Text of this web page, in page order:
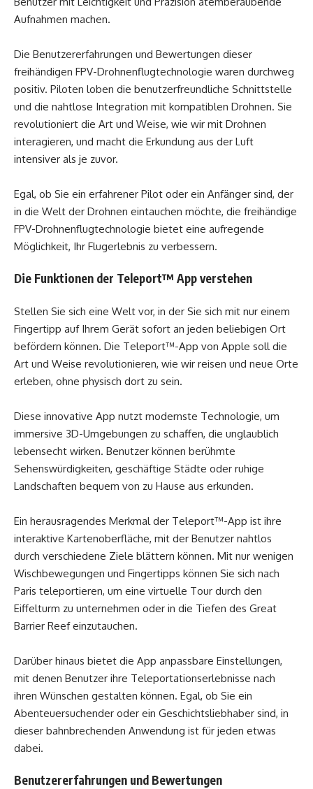
Aufnahmen machen.
Die Benutzererfahrungen und Bewertungen dieser
freihändigen FPV-Drohnenflugtechnologie waren durchweg
positiv. Piloten loben die benutzerfreundliche Schnittstelle
und die nahtlose Integration mit kompatiblen Drohnen. Sie
revolutioniert die Art und Weise, wie wir mit Drohnen
interagieren, und macht die Erkundung aus der Luft
intensiver als je zuvor.
Egal, ob Sie ein erfahrener Pilot oder ein Anfänger sind, der
in die Welt der Drohnen eintauchen möchte, die freihändige
FPV-Drohnenflugtechnologie bietet eine aufregende
Möglichkeit, Ihr Flugerlebnis zu verbessern.
Die Funktionen der Teleport™ App verstehen
Stellen Sie sich eine Welt vor, in der Sie sich mit nur einem
Fingertipp auf Ihrem Gerät sofort an jeden beliebigen Ort
befördern können. Die Teleport™-App von Apple soll die
Art und Weise revolutionieren, wie wir reisen und neue Orte
erleben, ohne physisch dort zu sein.
Diese innovative App nutzt modernste Technologie, um
immersive 3D-Umgebungen zu schaffen, die unglaublich
lebensecht wirken. Benutzer können berühmte
Sehenswürdigkeiten, geschäftige Städte oder ruhige
Landschaften bequem von zu Hause aus erkunden.
Ein herausragendes Merkmal der Teleport™-App ist ihre
interaktive Kartenoberfläche, mit der Benutzer nahtlos
durch verschiedene Ziele blättern können. Mit nur wenigen
Wischbewegungen und Fingertipps können Sie sich nach
Paris teleportieren, um eine virtuelle Tour durch den
Eiffelturm zu unternehmen oder in die Tiefen des Great
Barrier Reef einzutauchen.
Darüber hinaus bietet die App anpassbare Einstellungen,
mit denen Benutzer ihre Teleportationserlebnisse nach
ihren Wünschen gestalten können. Egal, ob Sie ein
Abenteuersuchender oder ein Geschichtsliebhaber sind, in
dieser bahnbrechenden Anwendung ist für jeden etwas
dabei.
Benutzererfahrungen und Bewertungen